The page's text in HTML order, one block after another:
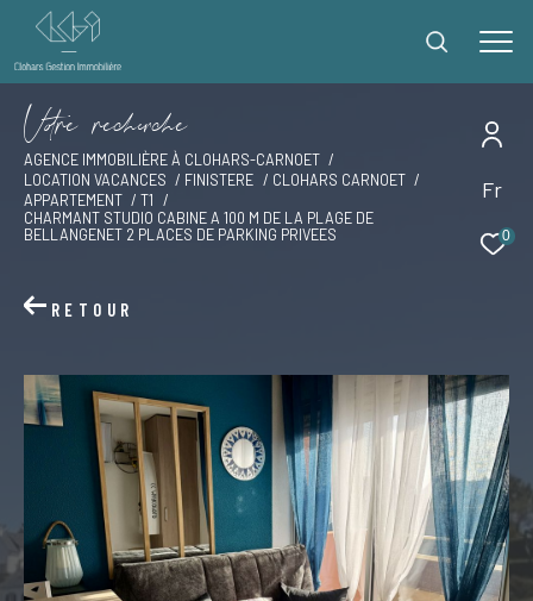
Fr
0
Vore recece
AGENCE IMMOBILIÈRE À CLOHARS-CARNOET
LOCATION VACANCES
FINISTERE
CLOHARS CARNOET
APPARTEMENT
T1
CHARMANT STUDIO CABINE A 100 M DE LA PLAGE DE
BELLANGENET 2 PLACES DE PARKING PRIVEES
RETOUR
Effectuer une recherche
et trouver le bien qui correspond à vos critères
Type
d'offre
Offres locations vacances
Type
de
bien
Type de bien
Budget
Budget